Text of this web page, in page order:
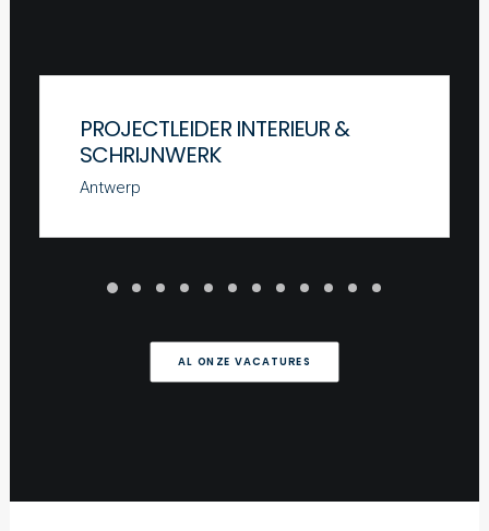
PROJECTLEIDER INTERIEUR &
SCHRIJNWERK
Antwerp
AL ONZE VACATURES